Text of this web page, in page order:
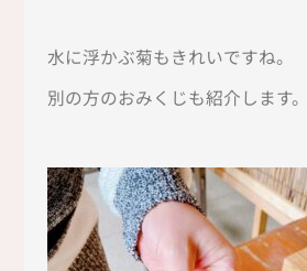
水に浮かぶ菊もきれいですね。
別の方のおみくじも紹介します。